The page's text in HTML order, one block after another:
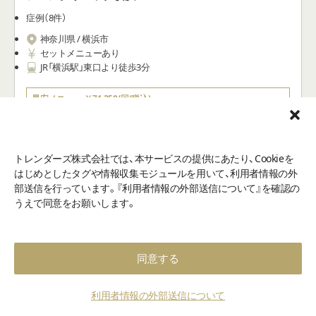
トレンダーズ株式会社では、本サービスの提供にあたり、Cookieを
はじめとしたタグや情報収集モジュールを用いて、利用者情報の外
部送信を行っています。『利用者情報の外部送信について』を確認の
うえで同意をお願いします。
同意する
利用者情報の外部送信について
最安メニュー
30年以上の安心と信頼の実績-高い技術と正しい知識の医療アート
メイクで美しさを引き出します
部位変更